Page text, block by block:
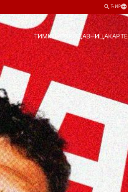
ЋИР
ТИМКЛУБПРОДАВНИЦАКАРТЕ